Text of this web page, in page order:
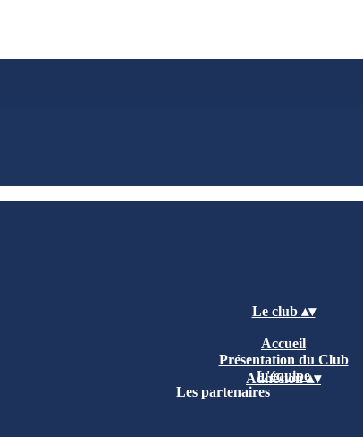
Le club ▴▾
Accueil
Présentation du Club
L'équipe
Les partenaires
Adhésion▴▾